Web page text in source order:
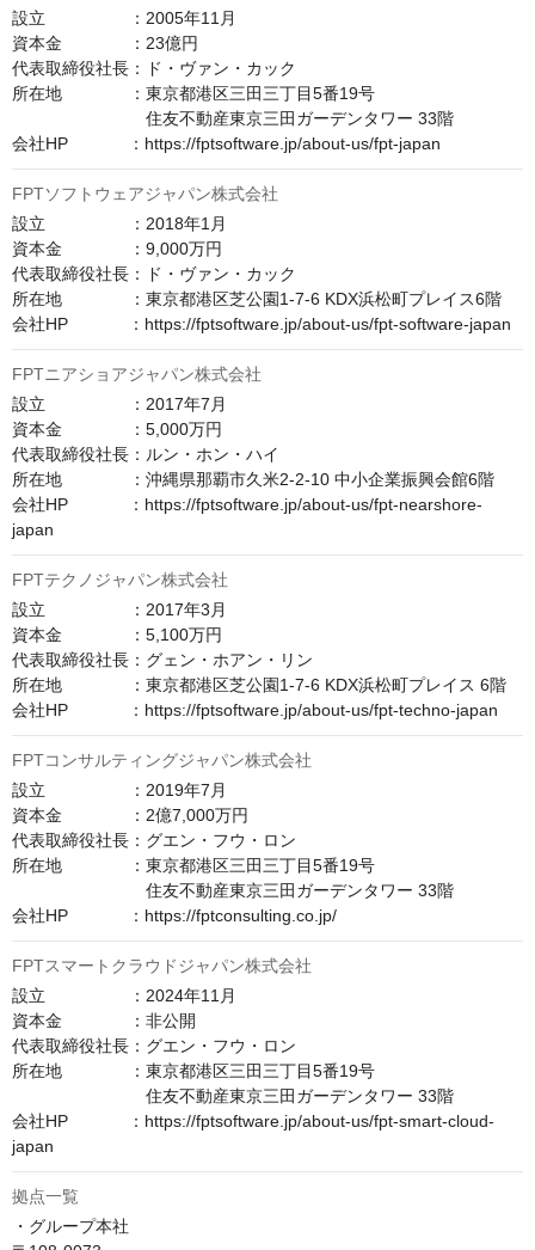
設立　　　　　：2005年11月
資本金　　　　：23億円
代表取締役社長：ド・ヴァン・カック
所在地　　　　：東京都港区三田三丁目5番19号
住友不動産東京三田ガーデンタワー 33階
会社HP　　　  ：https://fptsoftware.jp/about-us/fpt-japan
FPTソフトウェアジャパン株式会社
設立　　　　　：2018年1月
資本金　　　　：9,000万円
代表取締役社長：ド・ヴァン・カック
所在地　　　　：東京都港区芝公園1-7-6 KDX浜松町プレイス6階
会社HP　　　  ：https://fptsoftware.jp/about-us/fpt-software-japan
FPTニアショアジャパン株式会社
設立　　　　　：2017年7月
資本金　　　　：5,000万円
代表取締役社長：ルン・ホン・ハイ
所在地　　　　：沖縄県那覇市久米2-2-10 中小企業振興会館6階
会社HP　　　  ：https://fptsoftware.jp/about-us/fpt-nearshore-
japan
FPTテクノジャパン株式会社
設立　　　　　：2017年3月
資本金　　　　：5,100万円
代表取締役社長：グェン・ホアン・リン
所在地　　　　：東京都港区芝公園1-7-6 KDX浜松町プレイス 6階
会社HP　　　  ：https://fptsoftware.jp/about-us/fpt-techno-japan
FPTコンサルティングジャパン株式会社
設立　　　　　：2019年7月
資本金　　　　：2億7,000万円
代表取締役社長：グエン・フウ・ロン
所在地　　　　：東京都港区三田三丁目5番19号
住友不動産東京三田ガーデンタワー 33階
会社HP　　　  ：https://fptconsulting.co.jp/
FPTスマートクラウドジャパン株式会社
設立　　　　　：2024年11月
資本金　　　　：非公開
代表取締役社長：グエン・フウ・ロン
所在地　　　　：東京都港区三田三丁目5番19号
住友不動産東京三田ガーデンタワー 33階
会社HP　　　  ：https://fptsoftware.jp/about-us/fpt-smart-cloud-
japan
拠点一覧
・グループ本社